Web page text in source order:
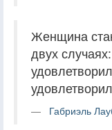
Женщина
двух
Габриэль